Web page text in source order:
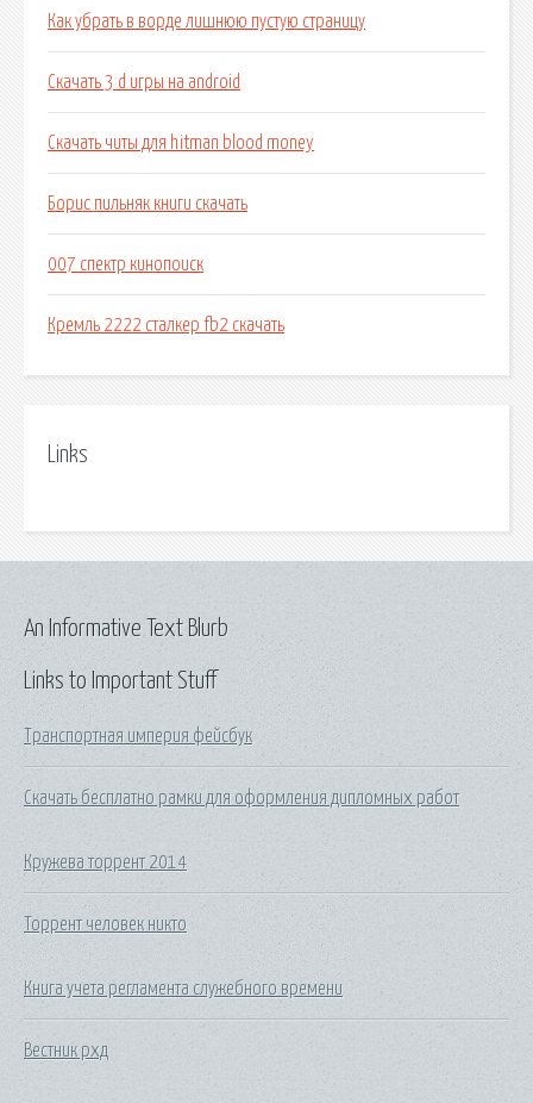
Как убрать в ворде лишнюю пустую страницу
Скачать 3 d игры на android
Скачать читы для hitman blood money
Борис пильняк книги скачать
007 спектр кинопоиск
Кремль 2222 сталкер fb2 скачать
Links
Links to Important Stuff
Транспортная империя фейсбук
Скачать бесплатно рамки для оформления дипломных работ
Кружева торрент 2014
Торрент человек никто
Книга учета регламента служебного времени
Вестник рхд
An Informative Text Blurb